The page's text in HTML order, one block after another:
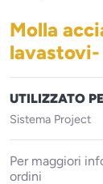
Molla
lavastovi-
UTILIZZATO
Sistema Project
Per maggiori
ordini